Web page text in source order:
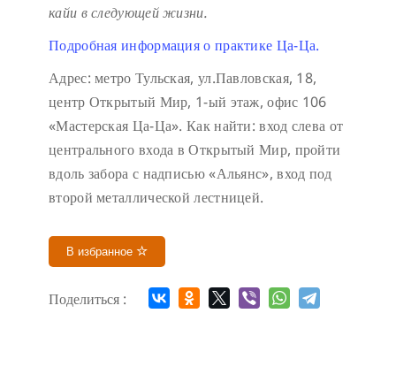
кайи в следующей жизни.
Подробная информация о практике Ца-Ца.
Адрес: метро Тульская, ул.Павловская, 18,
центр Открытый Мир, 1-ый этаж, офис 106
«Мастерская Ца-Ца». Как найти: вход слева от
центрального входа в Открытый Мир, пройти
вдоль забора с надписью «Альянс», вход под
второй металлической лестницей.
В избранное
Поделиться :